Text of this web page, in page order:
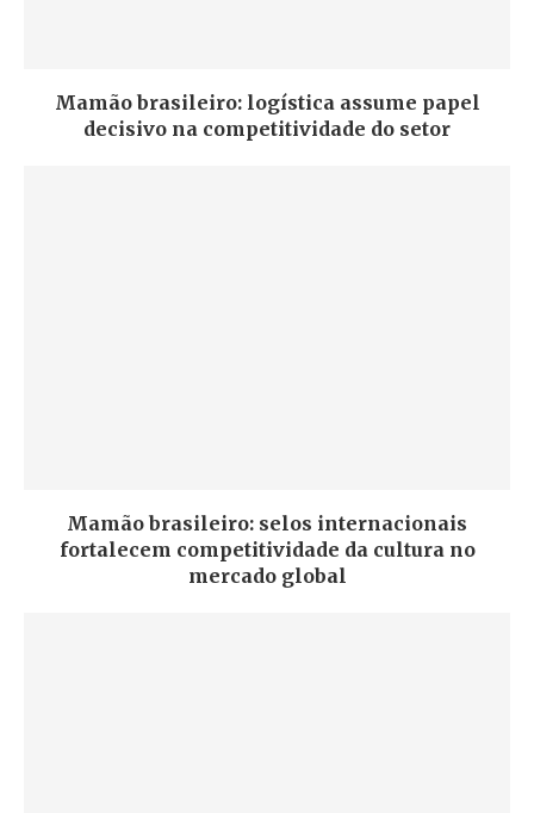
Mamão brasileiro: logística assume papel
decisivo na competitividade do setor
Mamão brasileiro: selos internacionais
fortalecem competitividade da cultura no
mercado global